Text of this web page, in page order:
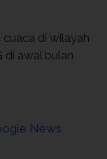
di wilayah
di awal bulan
News